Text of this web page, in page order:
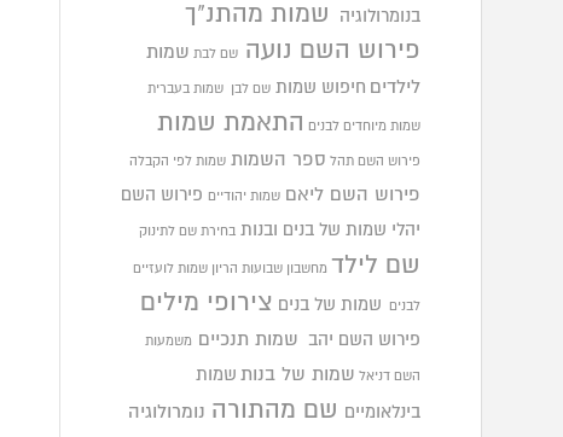
בנומרולוגיה
שמות מהתנ"ך
פירוש השם נועה
שם לבת שמות
לילדים חיפוש שמות שם לבן שמות בעברית
שמות מיוחדים לבנים התאמת שמות
פירוש השם תהל ספר השמות שמות לפי הקבלה
פירוש השם ליאם שמות יהודיים פירוש השם
יהלי שמות של בנים ובנות בחירת שם לתינוק
שם לילד מחשבון שבועות הריון שמות לועזיים
לבנים שמות של בנים צירופי מילים
פירוש השם יהב שמות תנכיים משמעות
השם דניאל שמות של בנות שמות
בינלאומיים שם מהתורה נומרולוגיה